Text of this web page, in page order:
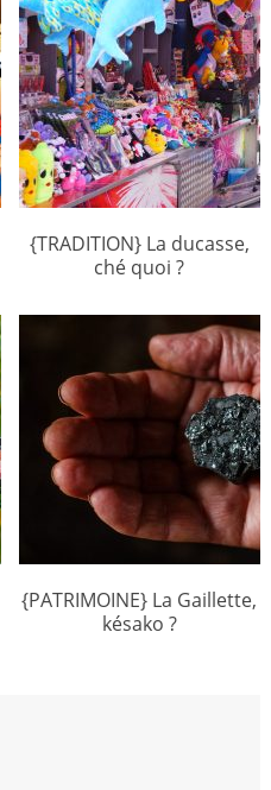
{TRADITION} La ducasse,
ché quoi ?
{PATRIMOINE} La Gaillette,
késako ?